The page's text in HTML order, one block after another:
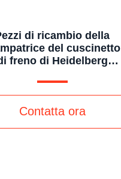
di ricambio della
del cuscinetto
freno di Heidelberg
Contatta ora